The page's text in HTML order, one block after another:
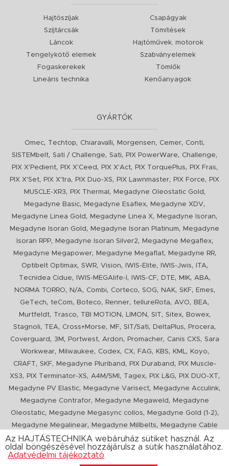
Hajtószíjak
Szíjtárcsák
Láncok
Tengelykötő elemek
Fogaskerekek
Lineáris technika
Csapágyak
Tömítések
Hajtóművek, motorok
Szabványelemek
Tömlők
Kenőanyagok
GYÁRTÓK
Omec, Techtop, Chiaravalli, Morgensen, Cemer, Conti,
SISTEMbelt, Sati / Challenge, Sati, PIX PowerWare, Challenge,
PIX X'Pedient, PIX X'Ceed , PIX X'Act, PIX TorquePlus, PIX Fras,
PIX X'Set, PIX X'tra, PIX Duo-XS, PIX Lawnmaster, PIX Force,
PIX
MUSCLE-XR3, PIX Thermal , Megadyne Oleostatic Gold ,
Megadyne Basic, Megadyne Esaflex, Megadyne XDV,
Megadyne Linea Gold , Megadyne Linea X, Megadyne Isoran,
Megadyne Isoran Gold , Megadyne Isoran Platinum,
Megadyne
Isoran RPP, Megadyne Isoran Silver2, Megadyne Megaflex,
Megadyne Megapower, Megadyne Megaflat, Megadyne RR,
Optibelt Optimax, SWR, Vision, IWIS-Elite, IWIS-Jwis, ITA,
Tecnidea Cidue, IWIS-MEGAlife-I , IWIS-CF, DTE, MIK, ABA,
NORMA TORRO, N/A, Combi, Corteco, SOG, NAK, SKF, Emes,
GeTech, teCom, Boteco, Renner, tellureRota, AVO, BEA,
Murtfeldt, Trasco, TBI MOTION , LIMON , SIT, Sitex, Bowex,
Stagnoli, TEA, Cross+Morse, MF, SIT/Sati, DeltaPlus, Procera,
Coverguard , 3M , Portwest, Ardon, Promacher, Canis CXS, Sara
Workwear, Milwaukee, Codex, CX, FAG, KBS, KML, Koyo,
CRAFT, SKF, Megadyne Pluriband , PIX Duraband ,
PIX Muscle-
XS3, PIX Terminator-XS, A4M/SMI , Tagex, PIX L&G, PIX DUO-XT,
Megadyne PV Elastic, Megadyne Varisect, Megadyne Acculink,
Megadyne Contrafor, Megadyne Megaweld ,
Megadyne
Oleostatic, Megadyne Megasync collos, Megadyne Gold (1-2),
Megadyne Megalinear, Megadyne Millbelts,
Megadyne Cable
Pull, PIX X'Ceed,Megadyne Pull Down, Optibelt VB,Mitsuboshi
ConCar,Megadyne Megarib ,PIX HARVESTER,Urgent
Az HAJTÁSTECHNIKA webáruház sütiket használ. Az
oldal böngészésével hozzájárulsz a sütik használatához.
Adatvédelmi tájékoztató